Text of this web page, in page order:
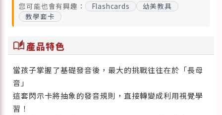
您可能也會有興趣： Flashcards
幼美教具
教學套卡
auto_stories產品特色
當孩子掌握了基礎發音後，最大的挑戰往往在於「長母
音」
這套閃示卡將抽象的發音規則，直接轉變成利用視覺學
習！